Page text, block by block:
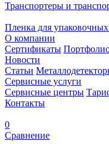
Транспортеры и
Пленка для
О компании
Сертификаты
Новости
Статьи
Сервисные услуги
Сервисные центры
Контакты
0
Сравнение